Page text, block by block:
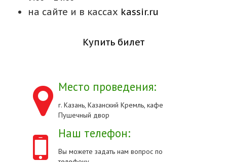
на сайте и в кассах kassir.ru
Купить билет
Место проведения:
г. Казань, Казанский Кремль, кафе
Пушечный двор
Наш телефон:
Вы можете задать нам вопрос по